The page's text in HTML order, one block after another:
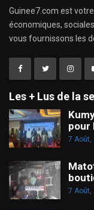
Guinee7.com est
économiques,
vous fournissons les
Les + Lus de la
pour
7 Août,
7 Août,